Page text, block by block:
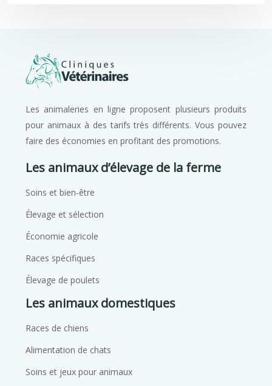
Les animaleries en ligne proposent plusieurs produits
pour animaux à des tarifs très différents. Vous pouvez
faire des économies en profitant des promotions.
Les animaux d’élevage de la ferme
Soins et bien-être
Élevage et sélection
Économie agricole
Races spécifiques
Élevage de poulets
Les animaux domestiques
Races de chiens
Alimentation de chats
Soins et jeux pour animaux